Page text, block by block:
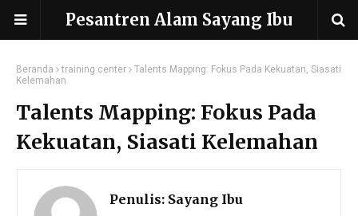
Pesantren Alam Sayang Ibu
Beranda training center
Talents Mapping: Fokus Pada Kekuatan, Siasati
Kelemahan
Talents Mapping: Fokus Pada
Kekuatan, Siasati Kelemahan
Penulis: Sayang Ibu